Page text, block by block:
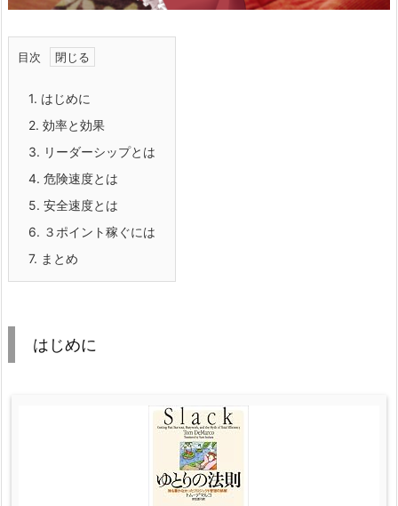
目次
1. はじめに
2. 効率と効果
3. リーダーシップとは
4. 危険速度とは
5. 安全速度とは
6. ３ポイント稼ぐには
7. まとめ
はじめに